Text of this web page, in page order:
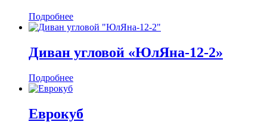
Подробнее
Диван угловой «ЮлЯна-12-2»
Подробнее
Еврокуб